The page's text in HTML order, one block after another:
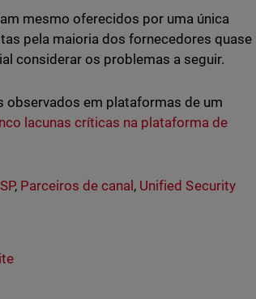
mesmo oferecidos por uma única
pela maioria dos fornecedores quase
considerar os problemas a seguir.
observados em plataformas de um
lacunas críticas na plataforma de
, Parceiros de canal , Unified Security